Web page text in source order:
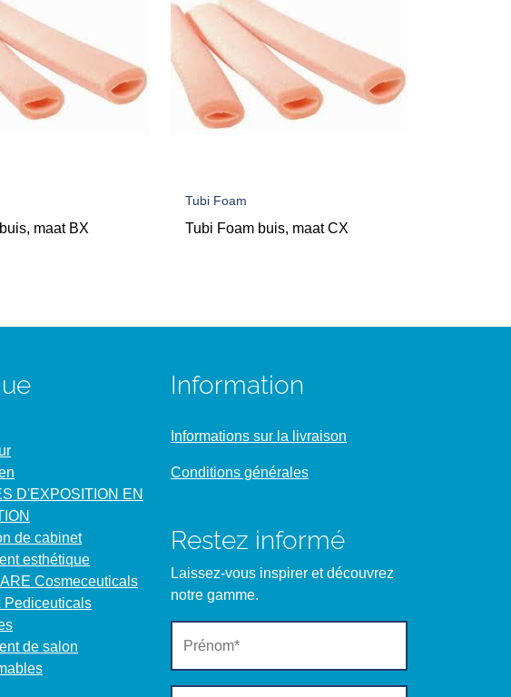
maat BX
Tubi Foam
Tubi Foam buis, maat CX
D'EXPOSITION EN
de cabinet
esthétique
Cosmeceuticals
Pediceuticals
de salon
Information
Informations sur la livraison
Conditions générales
Restez informé
Laissez-vous inspirer et découvrez
notre gamme.